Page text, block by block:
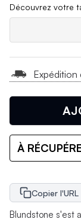
Découvrez votre
Expédition
À
Copier l'URL
Blundstone s'est